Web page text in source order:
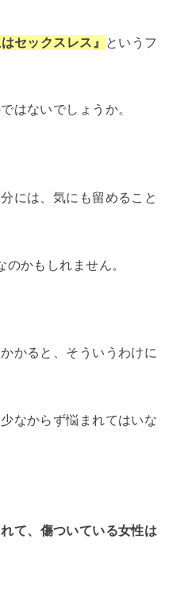
セックスレス』 というフ
はないでしょうか。
には、気にも留めること
かもしれません。
かると、そういうわけに
なからず悩まれてはいな
て、傷ついている女性は